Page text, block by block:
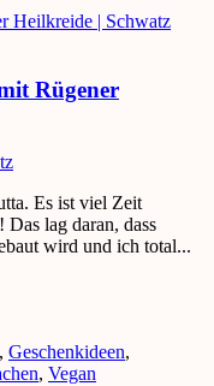
Rügener
Es ist viel Zeit
Das lag daran, dass
wird und ich total...
, Geschenkideen,
, Vegan